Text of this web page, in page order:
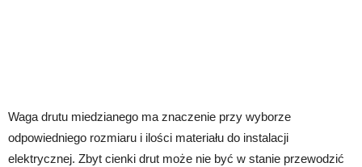
Waga drutu miedzianego ma znaczenie przy wyborze
odpowiedniego rozmiaru i ilości materiału do instalacji
elektrycznej. Zbyt cienki drut może nie być w stanie przewodzić